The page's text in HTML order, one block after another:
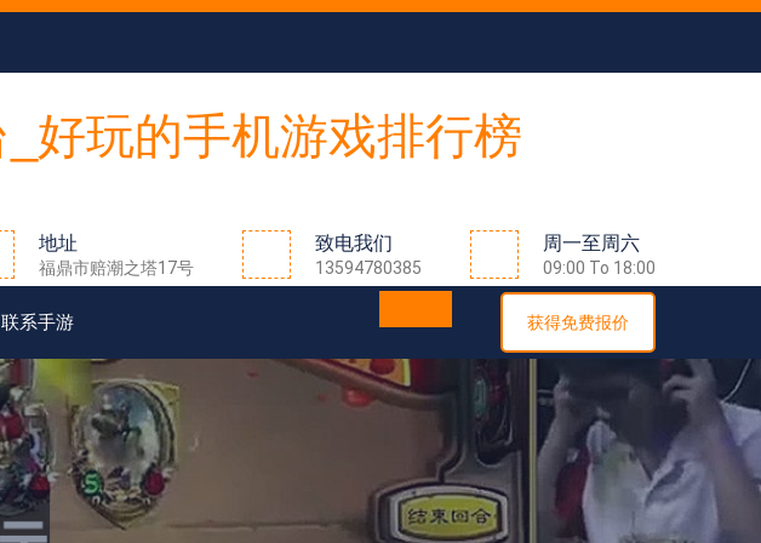
地址
福鼎市赔潮之塔17号
致电我们
13594780385
周一至周六
09:00 To 18:00
联系手游 获得免费报价